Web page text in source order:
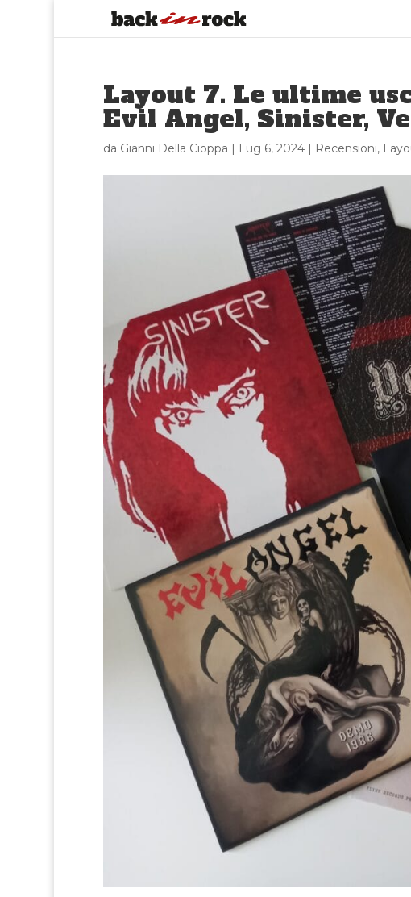
Layout 7. Le ultime
Evil Angel, Sinister,
da Gianni Della Cioppa | Lug 6, 2024| Recensioni,